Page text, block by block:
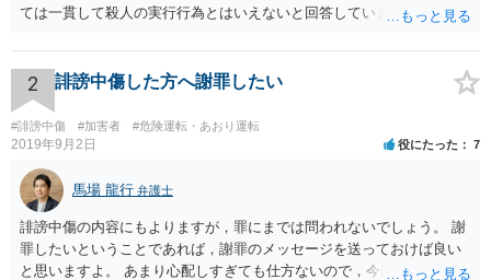
ては一貫して殺人の実行行為とはいえないと回答しています。
2 誹謗中傷した方へ謝罪したい
#誹謗中傷 #加害者 #危険運転・あおり運転
2019年9月2日 役にたった 7
馬場 龍行 弁護士
誹謗中傷の内容にもよりますが，罪にまでは問われないでしょう。 謝
罪したいということであれば，謝罪のメッセージを送っておけば良い
と思いますよ。 あまり心配しすぎても仕方ないので，今回の教訓を今